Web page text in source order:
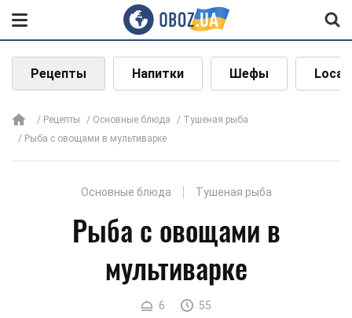
Рецепты Напитки Шефы Local
Рецепты Основные блюда
Тушеная рыба
Рыба с овощами в мультиварке
Основные блюда Тушеная рыба
Рыба с овощами в
мультиварке
6
55